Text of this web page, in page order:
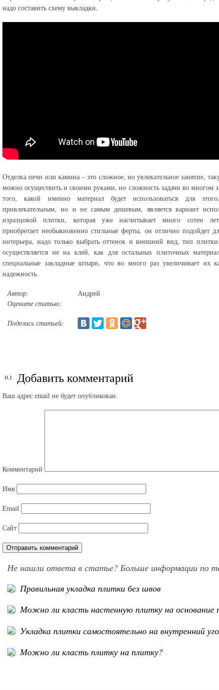
надо составить схему выкладки.
Отделка печи или камина – это сложное, но увлекательное занятие,
можно осуществить и своими руками, но сложность задачи во многом
того, какой именно материал будет использоваться для
привлекательным, но и не самым дешевым, является вариант
изразцовой плитки, которая уже насчитывает много сотен
приобретает необыкновенно стильные ферты, он отлично подойдет
интерьера, надо только выбрать оттенок и внешний вид, тип
осуществляется не на клей, как для остальных плиточных
специальные закладные штыри, что во много раз увеличивает их
надежность.
Автор:
Андрей
Оцените статью:
Поделись статьей:
Добавить комментарий
Ваш адрес email не будет опубликован.
Комментарий
Имя
Email
Сайт
Не нашли ответа в статье? Больше информации по
Правильная укладка плитки без швов
Можно ли класть настенную плитку на основание
Укладка плитки самостоятельно на внутренний
Можно ли класть плитку на плитку?